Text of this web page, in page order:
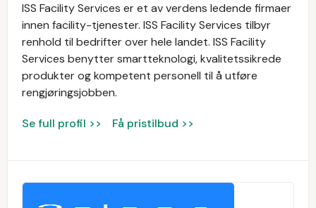
ISS Facility Services er et av verdens ledende firmaer
innen facility-tjenester. ISS Facility Services tilbyr
renhold til bedrifter over hele landet. ISS Facility
Services benytter smartteknologi, kvalitetssikrede
produkter og kompetent personell til å utføre
rengjøringsjobben.
Se full profil >> Få pristilbud >>